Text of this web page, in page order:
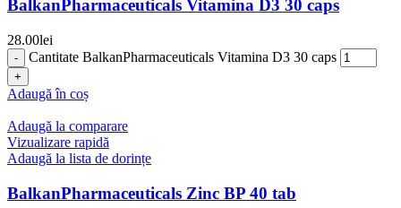
BalkanPharmaceuticals Vitamina D3 30 caps
28.00lei
Cantitate BalkanPharmaceuticals Vitamina D3 30 caps
Adaugă în coș
Adaugă la comparare
Vizualizare rapidă
Adaugă la lista de dorințe
BalkanPharmaceuticals Zinc BP 40 tab